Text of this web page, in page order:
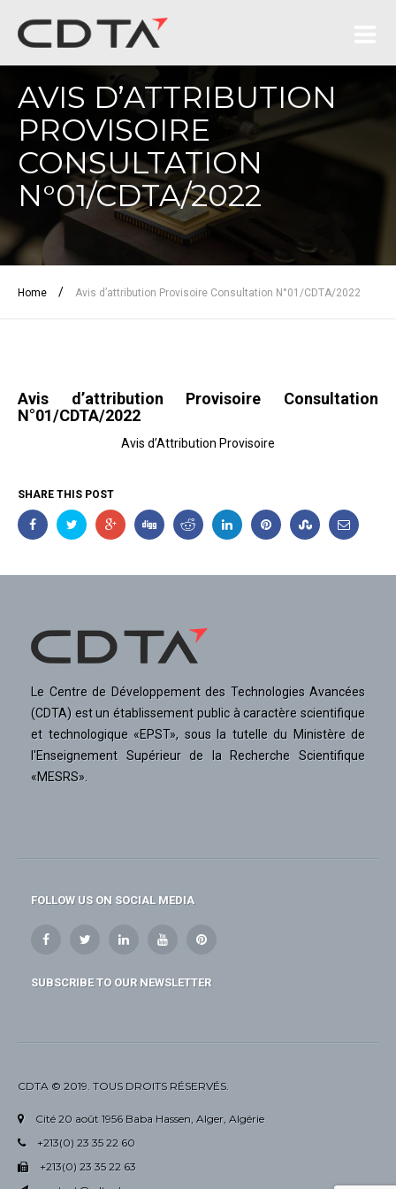
AVIS D’ATTRIBUTION
PROVISOIRE
CONSULTATION
N°01/CDTA/2022
Home / Avis d’attribution Provisoire Consultation N°01/CDTA/2022
Avis d’attribution Provisoire Consultation
N°01/CDTA/2022
Avis d’Attribution Provisoire
SHARE THIS POST
Le Centre de Développement des Technologies Avancées
(CDTA) est un établissement public à caractère scientifique
et technologique «EPST», sous la tutelle du Ministère de
l'Enseignement Supérieur de la Recherche Scientifique
«MESRS».
FOLLOW US ON SOCIAL MEDIA
SUBSCRIBE TO OUR NEWSLETTER
CDTA © 2019. TOUS DROITS RÉSERVÉS.
Cité 20 août 1956 Baba Hassen, Alger, Algérie
+213(0) 23 35 22 60
+213(0) 23 35 22 63